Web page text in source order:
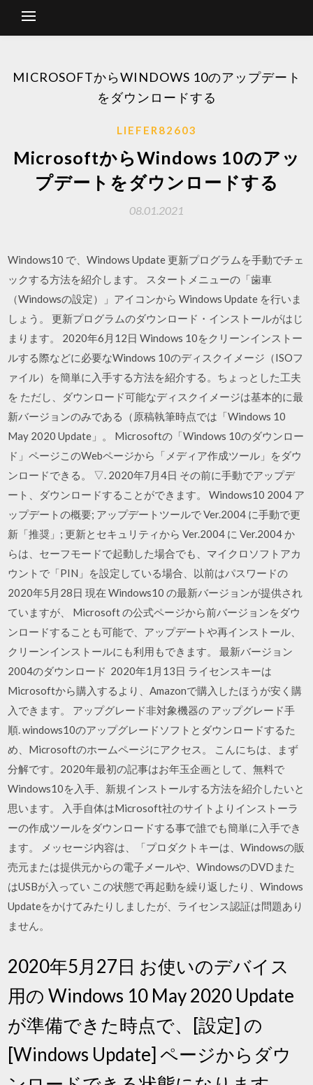
MICROSOFTからWINDOWS 10のアップデート
をダウンロードする
LIEFER82603
MicrosoftからWindows 10のアッ
プデートをダウンロードする
08.01.2021
Windows10 で、Windows Update 更新プログラムを手動でチェ
ックする方法を紹介します。 スタートメニューの「歯車
（Windowsの設定）」アイコンから Windows Update を行いま
しょう。 更新プログラムのダウンロード・インストールがはじ
まります。 2020年6月12日 Windows 10をクリーンインストー
ルする際などに必要なWindows 10のディスクイメージ（ISOフ
ァイル）を簡単に入手する方法を紹介する。ちょっとした工夫
を ただし、ダウンロード可能なディスクイメージは基本的に最
新バージョンのみである（原稿執筆時点では「Windows 10
May 2020 Update」。 Microsoftの「Windows 10のダウンロー
ド」ページこのWebページから「メディア作成ツール」をダウ
ンロードできる。 ▽. 2020年7月4日 その前に手動でアップデ
ート、ダウンロードすることができます。 Windows10 2004 ア
ップデートの概要; アップデートツールで Ver.2004 に手動で更
新「推奨」; 更新とセキュリティから Ver.2004 に Ver.2004 か
らは、セーフモードで起動した場合でも、マイクロソフトアカ
ウントで「PIN」を設定している場合、以前はパスワードの
2020年5月28日 現在 Windows10 の最新バージョンが提供され
ていますが、 Microsoft の公式ページから前バージョンをダウ
ンロードすることも可能で、アップデートや再インストール、
クリーンインストールにも利用もできます。 最新バージョン
2004のダウンロード 2020年1月13日 ライセンスキーは
Microsoftから購入するより、Amazonで購入したほうが安く購
入できます。 アップグレード非対象機器の アップグレード手
順. windows10のアップグレードソフトとダウンロードするた
め、Microsoftのホームページにアクセス。 こんにちは、まず
分解です。2020年最初の記事はお年玉企画として、無料で
Windows10を入手、新規インストールする方法を紹介したいと
思います。 入手自体はMicrosoft社のサイトよりインストーラ
ーの作成ツールをダウンロードする事で誰でも簡単に入手でき
ます。 メッセージ内容は、「プロダクトキーは、Windowsの販
売元または提供元からの電子メールや、WindowsのDVDまた
はUSBが入ってい この状態で再起動を繰り返したり、Windows
Updateをかけてみたりしましたが、ライセンス認証は問題あり
ません。
2020年5月27日 お使いのデバイス
用の Windows 10 May 2020 Update
が準備できた時点で、[設定] の
[Windows Update] ページからダウ